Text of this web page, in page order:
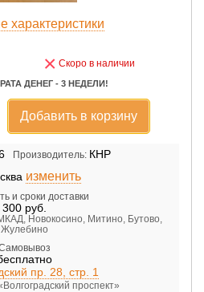
характеристики
× Скоро в наличии
ДЕНЕГ - 3 НЕДЕЛИ!
Добавить в корзину
Производитель: КНР
изменить
и сроки доставки
300руб.
Новокосино, Митино, Бутово,
Жулебино
пр. 28, стр. 1
проспект»